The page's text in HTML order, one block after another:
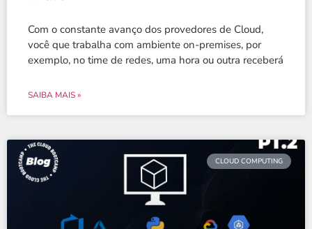
Com o constante avanço dos provedores de Cloud,
você que trabalha com ambiente on-premises, por
exemplo, no time de redes, uma hora ou outra receberá
SAIBA MAIS »
CLOUD COMPUTING